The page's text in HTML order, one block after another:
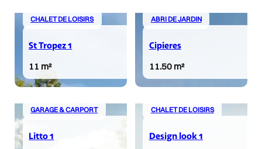
CHALET DE LOISIRS
St Tropez 1
11 m²
ABRI DE JARDIN
Cipieres
11.50 m²
GARAGE & CARPORT
Litto 1
CHALET DE LOISIRS
Design look 1